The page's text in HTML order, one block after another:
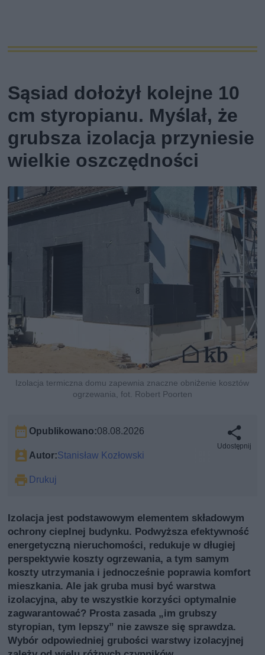
Sąsiad dołożył kolejne 10
cm styropianu. Myślał, że
grubsza izolacja przyniesie
wielkie oszczędności
Izolacja termiczna domu zapewnia znaczne obniżenie kosztów
ogrzewania, fot. Robert Poorten
Opublikowano:08.08.2026
Autor:Stanisław Kozłowski
Drukuj
Udostępnij
Izolacja jest podstawowym elementem składowym
ochrony cieplnej budynku. Podwyższa efektywność
energetyczną nieruchomości, redukuje w długiej
perspektywie koszty ogrzewania, a tym samym
koszty utrzymania i jednocześnie poprawia komfort
mieszkania. Ale jak gruba musi być warstwa
izolacyjna, aby te wszystkie korzyści optymalnie
zagwarantować? Prosta zasada „im grubszy
styropian, tym lepszy” nie zawsze się sprawdza.
Wybór odpowiedniej grubości warstwy izolacyjnej